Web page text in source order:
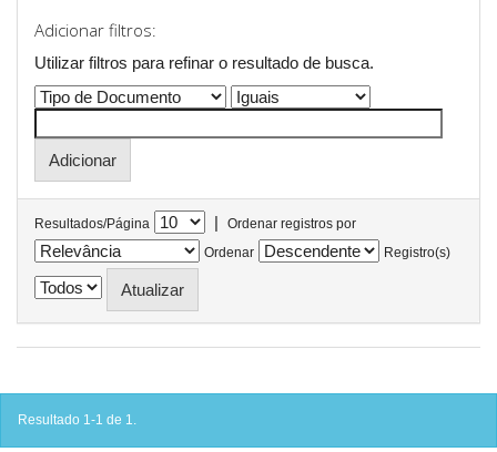
Adicionar filtros:
Utilizar filtros para refinar o resultado de busca.
Resultados/Página |
Ordenar registros por
Ordenar
Registro(s)
Resultado 1-1 de 1.